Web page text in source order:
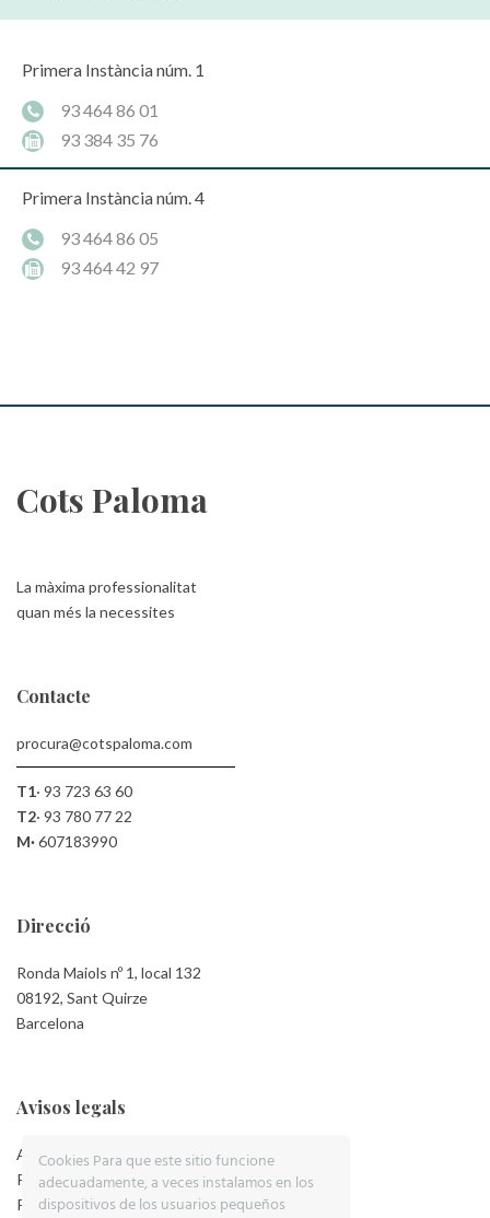
Primera Instància núm. 1
93 464 86 01
93 384 35 76
Primera Instància núm. 4
93 464 86 05
93 464 42 97
Cots Paloma
La màxima professionalitat
quan més la necessites
Contacte
procura@cotspaloma.com
T1· 93 723 63 60
T2· 93 780 77 22
M·607183990
Direcció
Ronda Maiols nº 1, local 132
08192, Sant Quirze
Barcelona
Avisos legals
Aviso Legal
Política de Privacidad
Política de Cookies
Cookies Para que este sitio funcione
adecuadamente, a veces instalamos en los
dispositivos de los usuarios pequeños